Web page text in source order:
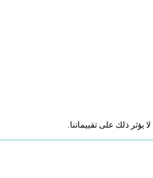
ذلك على تقييماتنا.